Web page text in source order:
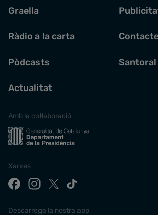
Graella
Ràdio a la carta
Pòdcasts
Actualitat
Santoral
Amb la col·laboració
Xarxes
Descarrega la nostra app